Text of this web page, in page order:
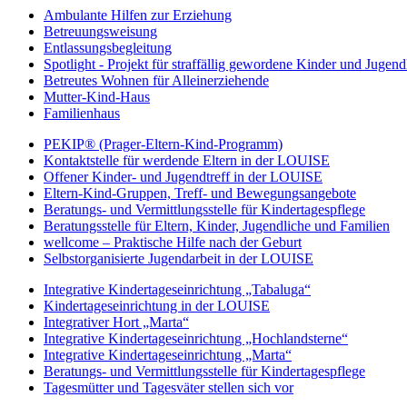
Ambulante Hilfen zur Erziehung
Betreuungsweisung
Entlassungsbegleitung
Spotlight - Projekt für straffällig gewordene Kinder und
Betreutes Wohnen für Alleinerziehende
Mutter-Kind-Haus
Familienhaus
PEKIP® (Prager-Eltern-Kind-Programm)
Kontaktstelle für werdende Eltern in der LOUISE
Offener Kinder- und Jugendtreff in der LOUISE
Eltern-Kind-Gruppen, Treff- und Bewegungsangebote
Beratungs- und Vermittlungsstelle für Kindertagespflege
Beratungsstelle für Eltern, Kinder, Jugendliche und Familien
wellcome – Praktische Hilfe nach der Geburt
Selbstorganisierte Jugendarbeit in der LOUISE
Integrative Kindertageseinrichtung „Tabaluga“
Kindertageseinrichtung in der LOUISE
Integrativer Hort „Marta“
Integrative Kindertageseinrichtung „Hochlandsterne“
Integrative Kindertageseinrichtung „Marta“
Beratungs- und Vermittlungsstelle für Kindertagespflege
Tagesmütter und Tagesväter stellen sich vor